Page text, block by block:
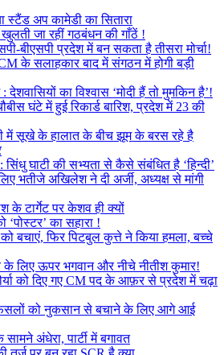
स्टैंड अप कामेडी का सितारा
खुलती जा रहीं गठबंधन की गाँठें !
बीएसपी प्रदेश में बन सकता है तीसरा मोर्चा!
के सलाहकार बाद में संगठन में होगी बड़ी
का विश्वास ‘मोदी हैं तो मुमकिन है’!
घंटे में हुई रिकार्ड बारिश, प्रदेश में 23 की
में सूखे के हालात के बीच झूम के बरस रहे है
सिंधु घाटी की सभ्यता से कैसे संबंधित है ‘हिन्दी’
भतीजे अखिलेश ने दी अर्जी, अध्यक्ष से मांगी
के टार्गेट पर केशव ही क्यों
‘पोस्टर’ का सहारा !
बचाएं, फिर पिटबुल कुत्ते ने किया हमला, बच्चे
के लिए ऊपर भगवान और नीचे नीतीश कुमार!
को दिए गए CM पद के आफ़र से प्रदेश में चढ़ा
को नुकसान से बचाने के लिए आगे आई
अंधेरा, पार्टी में बगावत